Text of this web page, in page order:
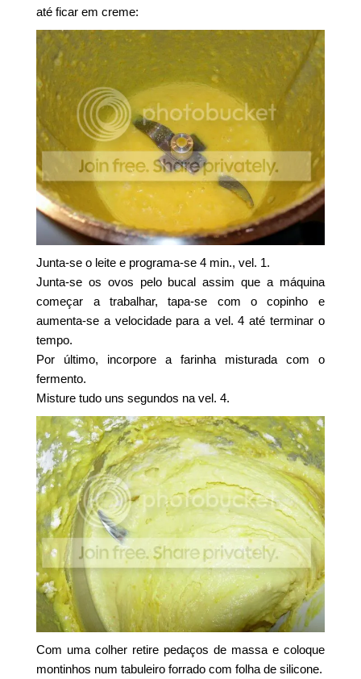
até ficar em creme:
Junta-se o leite e programa-se 4 min., vel. 1.
Junta-se os ovos pelo bucal assim que a máquina
começar a trabalhar, tapa-se com o copinho e
aumenta-se a velocidade para a vel. 4 até terminar o
tempo.
Por último, incorpore a farinha misturada com o
fermento.
Misture tudo uns segundos na vel. 4.
Com uma colher retire pedaços de massa e coloque
montinhos num tabuleiro forrado com folha de silicone.